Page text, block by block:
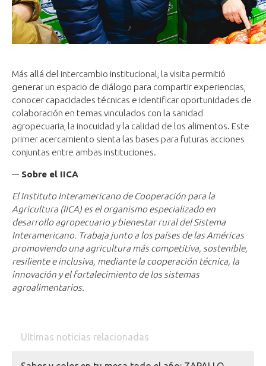
Más allá del intercambio institucional, la visita permitió
generar un espacio de diálogo para compartir experiencias,
conocer capacidades técnicas e identificar oportunidades de
colaboración en temas vinculados con la sanidad
agropecuaria, la inocuidad y la calidad de los alimentos. Este
primer acercamiento sienta las bases para futuras acciones
conjuntas entre ambas instituciones.
--- Sobre el IICA
El Instituto Interamericano de Cooperación para la
Agricultura (IICA) es el organismo especializado en
desarrollo agropecuario y bienestar rural del Sistema
Interamericano. Trabaja junto a los países de las Américas
promoviendo una agricultura más competitiva, sostenible,
resiliente e inclusiva, mediante la cooperación técnica, la
innovación y el fortalecimiento de los sistemas
agroalimentarios.
Ultimas noticias relacionadas